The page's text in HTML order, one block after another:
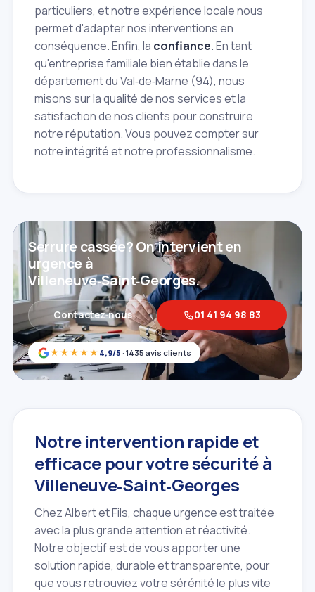
particuliers, et notre expérience locale nous
permet d'adapter nos interventions en
conséquence. Enfin, la confiance. En tant
qu'entreprise familiale bien établie dans le
département du Val‑de‑Marne (94), nous
misons sur la qualité de nos services et la
satisfaction de nos clients pour construire
notre réputation. Vous pouvez compter sur
notre intégrité et notre professionnalisme.
★★★★★ 4,9/5 · 1435 avis clients
Serrure cassée? On intervient en
urgence à
Villeneuve‑Saint‑Georges.
Contactez‑nous 01 41 94 98 83
Notre intervention rapide et
efficace pour votre sécurité à
Villeneuve‑Saint‑Georges
Chez Albert et Fils, chaque urgence est traitée
avec la plus grande attention et réactivité.
Notre objectif est de vous apporter une
solution rapide, durable et transparente, pour
que vous retrouviez votre sérénité le plus vite